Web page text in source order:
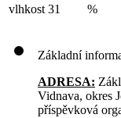
vlhkost 31 %
Základní
ADRESA:
Vidnava, okres
příspěvková